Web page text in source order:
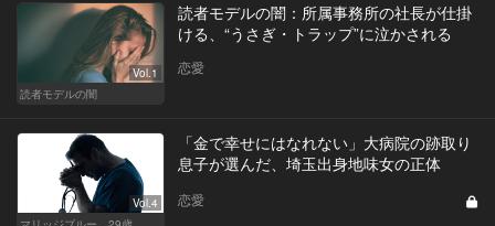
Vol.1
読者モデルの闇
読者モデルの闇：所属事務所の社長が仕掛
ける、“うさぎ・トラップ”に泣かされる
恋愛
Vol.4
「金で幸せにはなれない」大病院の跡取り
息子が選んだ、埼玉出身地味女の正体
恋愛